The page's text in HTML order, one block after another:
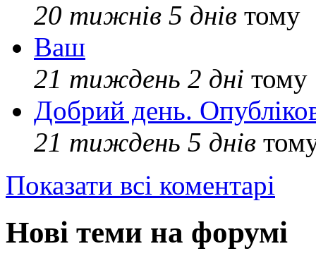
20 тижнів 5 днів тому
Ваш
21 тиждень 2 дні тому
Добрий день.
21 тиждень 5 днів
Показати всі коментарі
Нові теми на форумі